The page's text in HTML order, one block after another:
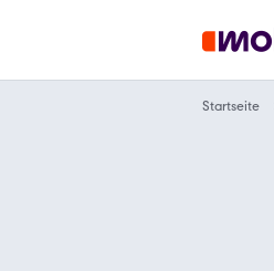
Startseite